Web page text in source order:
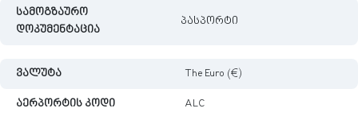
სამოგზაურო
დოკუმენტაცია
პასპორტი
ვალუტა The Euro (€)
აერპორტის კოდი ALC